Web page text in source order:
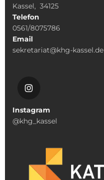
Kassel, 34125
Telefon
0561/8075786
Email
sekretariat@khg-kassel.de
Instagram
@khg_kassel